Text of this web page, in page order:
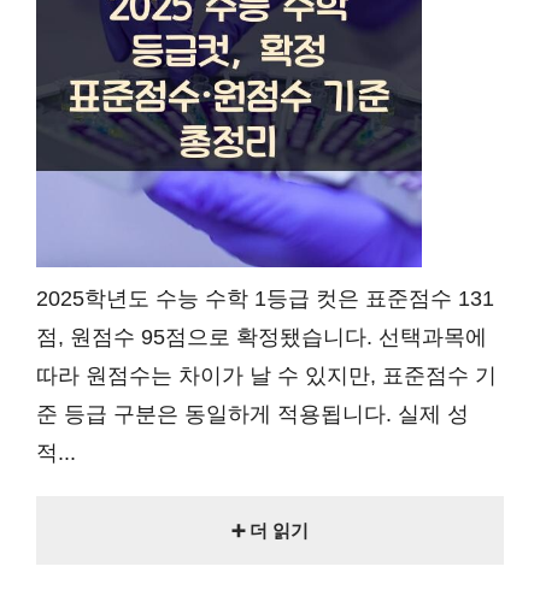
2025학년도 수능 수학 1등급 컷은 표준점수 131
점, 원점수 95점으로 확정됐습니다. 선택과목에
따라 원점수는 차이가 날 수 있지만, 표준점수 기
준 등급 구분은 동일하게 적용됩니다. 실제 성
적...
➕ 더 읽기